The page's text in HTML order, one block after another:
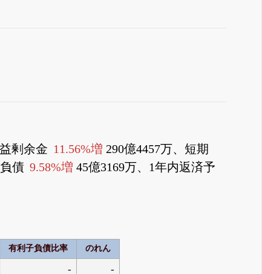
剰余金 11.56%増 290億4457万、短期
債 9.58%増 45億3169万、1年内返済予
有利子負債比率 のれん
- -